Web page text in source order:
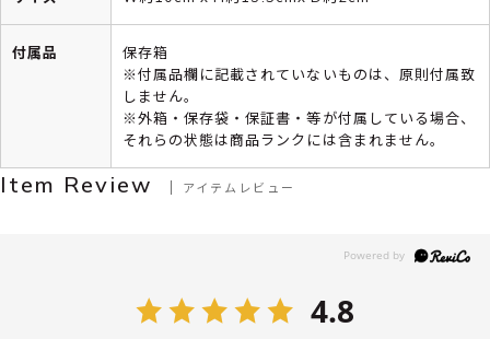
付属品
保存箱
※付属品欄に記載されていないものは、原則付属致
しません。
※外箱・保存袋・保証書・等が付属している場合、
それらの状態は商品ランクには含まれません。
Item Review アイテムレビュー
4.8